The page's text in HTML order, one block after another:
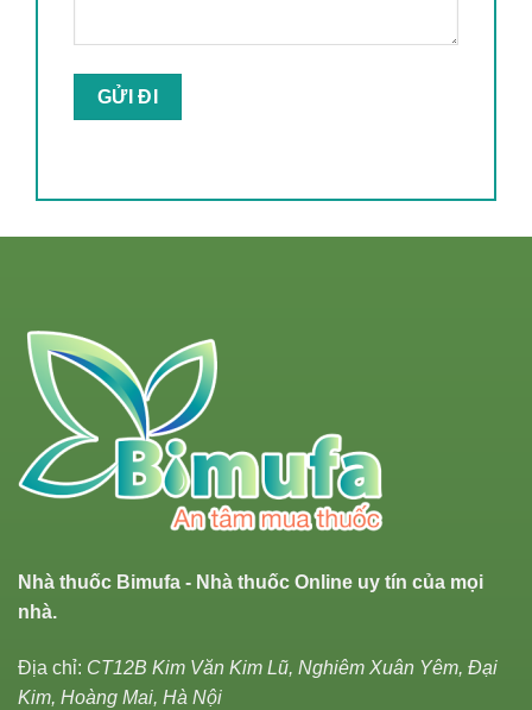
Nhà thuốc Bimufa - Nhà thuốc Online uy tín của mọi
nhà.
Địa chỉ: CT12B Kim Văn Kim Lũ, Nghiêm Xuân Yêm, Đại
Kim, Hoàng Mai, Hà Nội